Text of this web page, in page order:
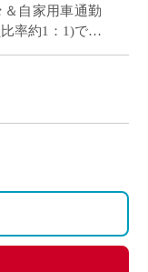
＆自家用車通勤
率約1：1)でス
等
12月：3カ月)
、12月：3.0カ月 )※